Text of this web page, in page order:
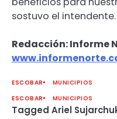
sostuvo el intendente.
Redacción: Informe
ESCOBAR
MUNICIPIOS
ESCOBAR
MUNICIPIOS
Tagged Ariel